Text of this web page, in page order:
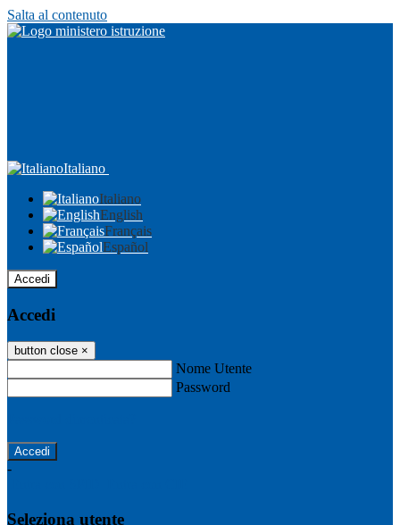
Salta al contenuto
Italiano
Italiano
English
Français
Español
Accedi
Accedi
button close ×
Nome Utente
Password
-
Seleziona utente